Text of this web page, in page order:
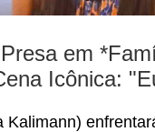
em
Icônica:
Kalimann)